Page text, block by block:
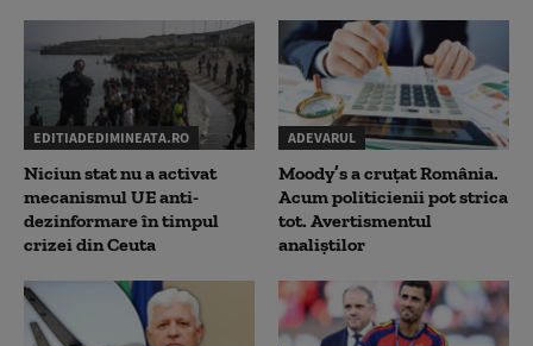
EDITIADEDIMINEATA.RO
Niciun stat nu a activat
mecanismul UE anti-
dezinformare în timpul
crizei din Ceuta
ADEVARUL
Moody’s a cruțat România.
Acum politicienii pot strica
tot. Avertismentul
analiștilor